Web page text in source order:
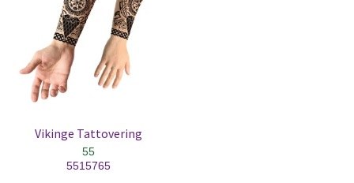
Vikinge Tattovering
55
5515765